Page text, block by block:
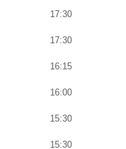
17:30
17:30
16:15
16:00
15:30
15:30